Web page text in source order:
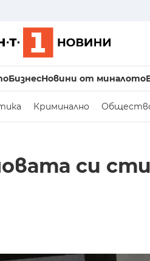
БизнесНовини от миналото
Криминално
си